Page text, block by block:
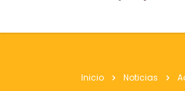
Inicio Noticias